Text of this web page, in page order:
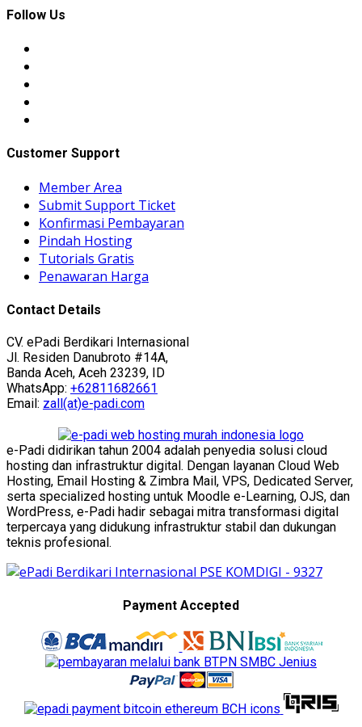
Follow Us
Customer Support
Member Area
Submit Support Ticket
Konfirmasi Pembayaran
Pindah Hosting
Tutorials Gratis
Penawaran Harga
Contact Details
CV. ePadi Berdikari Internasional
Jl. Residen Danubroto #14A,
Banda Aceh, Aceh 23239, ID
WhatsApp: +62811682661
Email: zall(at)e-padi.com
e-Padi didirikan tahun 2004 adalah penyedia solusi cloud
hosting dan infrastruktur digital. Dengan layanan Cloud Web
Hosting, Email Hosting & Zimbra Mail, VPS, Dedicated Server,
serta specialized hosting untuk Moodle e-Learning, OJS, dan
WordPress, e-Padi hadir sebagai mitra transformasi digital
terpercaya yang didukung infrastruktur stabil dan dukungan
teknis profesional.
Payment Accepted